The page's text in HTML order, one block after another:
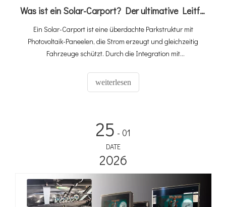
Was ist ein Solar-Carport? Der ultimative Leitfaden zur PV-, Speicher- und EV-Ladeintegration
Ein Solar-Carport ist eine überdachte Parkstruktur mit
Photovoltaik-Paneelen, die Strom erzeugt und gleichzeitig
Fahrzeuge schützt. Durch die Integration mit
entsteht ein vollständiges „Solarspeicher-Ladeökosystem“,
das ungenutzten Parkplatz in einen umsatzgenerierenden
und der Solar-Carport-Markt bis 2034 voraussichtlich um 10,6
% CAGR auf 2,67 Milliarden US-Dollar wachsen wird, werden
integrierte Lösungen schnell zum Standard für kommerzielle
und öffentliche Ladeinfrastruktur.
weiterlesen
25 - 01
DATE
2026